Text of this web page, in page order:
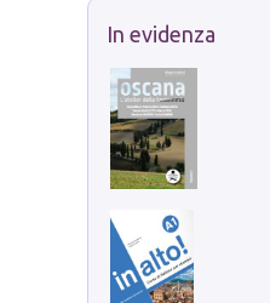
In evidenza